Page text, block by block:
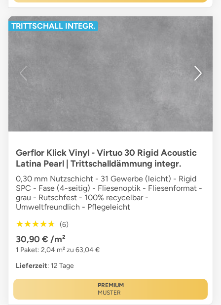
TRITTSCHALL INTEGR.
Gerflor Klick Vinyl - Virtuo 30 Rigid Acoustic
Latina Pearl | Trittschalldämmung integr.
0,30 mm Nutzschicht - 31 Gewerbe (leicht) - Rigid
SPC - Fase (4-seitig) - Fliesenoptik - Fliesenformat -
grau - Rutschfest - 100% recycelbar -
Umweltfreundlich - Pflegeleicht
★★★★★
★★★★★ (6)
30,90 € /m²
1 Paket: 2,04 m² zu 63,04 €
Lieferzeit: 12 Tage
PREMIUM
MUSTER